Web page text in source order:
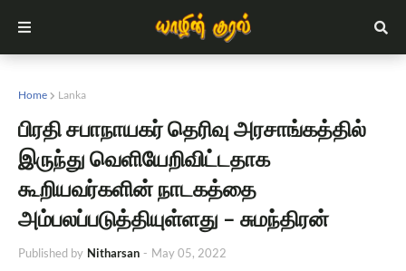
Home Lanka
பிரதி சபாநாயகர் தெரிவு அரசாங்கத்தில்
இருந்து வெளியேறிவிட்டதாக
கூறியவர்களின் நாடகத்தை
அம்பலப்படுத்தியுள்ளது – சுமந்திரன்
Published by Nitharsan - May 05, 2022